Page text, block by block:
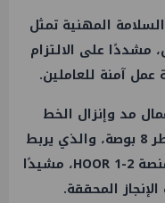
المهنية تمثل
على الالتزام
عمل آمنة للعاملين.
مد وإنزال الخط
البحري الأول بطول 8 كيلومترات وقطر 8 بوصة، والذي يربط
بين وحدة الإنتاج العائمة (MOPU) ومنصة HOOR 1-2، مشيدًا
المحققة.